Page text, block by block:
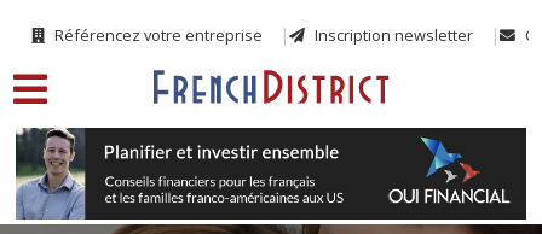
Référencez votre entreprise Inscription newsletter